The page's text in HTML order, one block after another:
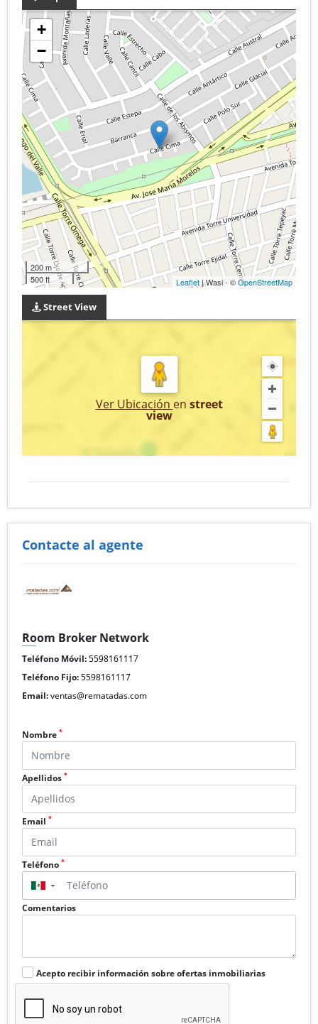
+
−
200 m
500 ft
Leaflet| Wasi - ©OpenStreetMap
Street View
Ver Ubicación en street
view
Contacte al agente
Room Broker Network
Teléfono Móvil:5598161117
Teléfono Fijo:5598161117
Email:ventas@rematadas.com
Nombre *
Apellidos *
Email *
Teléfono *
▼
Comentarios
Acepto recibir información sobre ofertas inmobiliarias